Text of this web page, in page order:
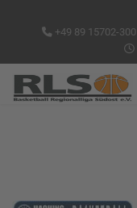
+49 89 15702-300